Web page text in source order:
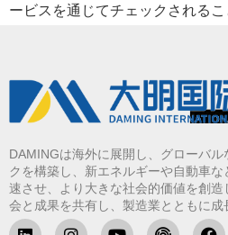
ービスを通じてチェックされるこ
DAMINGは海外に展開し、グローバ
クを構築し、新エネルギーや自動車
速させ、より大きな社会的価値を創
会と成果を共有し、製造業とともに成